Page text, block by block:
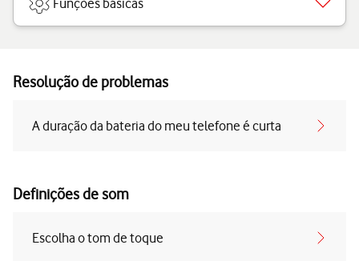
Funções básicas
Resolução de problemas
A duração da bateria do meu telefone é curta
Definições de som
Escolha o tom de toque